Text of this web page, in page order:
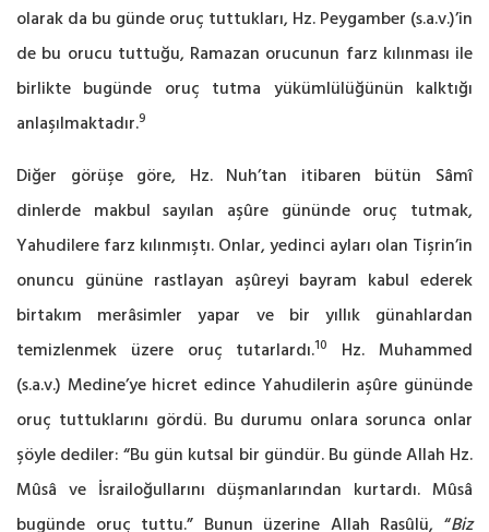
olarak da bu günde oruç tuttukları, Hz. Peygamber (s.a.v.)’in
de bu orucu tuttuğu, Ramazan orucunun farz kılınması ile
birlikte bugünde oruç tutma yükümlülüğünün kalktığı
anlaşılmaktadır.9
Diğer görüşe göre, Hz. Nuh’tan itibaren bütün Sâmî
dinlerde makbul sayılan aşûre gününde oruç tutmak,
Yahudilere farz kılınmıştı. Onlar, yedinci ayları olan Tişrin’in
onuncu gününe rastlayan aşûreyi bayram kabul ederek
birtakım merâsimler yapar ve bir yıllık günahlardan
temizlenmek üzere oruç tutarlardı.10
Hz. Muhammed
(s.a.v.) Medine’ye hicret edince Yahudilerin aşûre gününde
oruç tuttuklarını gördü. Bu durumu onlara sorunca onlar
şöyle dediler: “Bu gün kutsal bir gündür. Bu günde Allah Hz.
Mûsâ ve İsrailoğullarını düşmanlarından kurtardı. Mûsâ
bugünde oruç tuttu.” Bunun üzerine Allah Rasûlü, “Biz